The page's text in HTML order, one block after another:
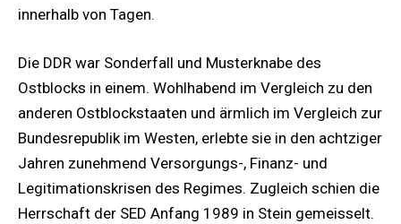
innerhalb von Tagen.
Die DDR war Sonderfall und Musterknabe des
Ostblocks in einem. Wohlhabend im Vergleich zu den
anderen Ostblockstaaten und ärmlich im Vergleich zur
Bundesrepublik im Westen, erlebte sie in den achtziger
Jahren zunehmend Versorgungs-, Finanz- und
Legitimationskrisen des Regimes. Zugleich schien die
Herrschaft der SED Anfang 1989 in Stein gemeisselt.